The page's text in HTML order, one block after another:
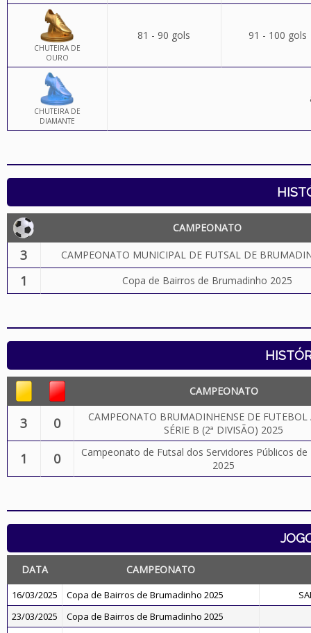
CHUTEIRA DE
OURO
81 - 90 gols 91 - 100 gols
CHUTEIRA DE
DIAMANTE
CAMPEONATO
3 CAMPEONATO MUNICIPAL DE FUTSAL DE
1 Copa de Bairros de Brumadinho 2025
CAMPEONATO
3 0
CAMPEONATO BRUMADINHENSE DE
SÉRIE B (2ª DIVISÃO) 2025
1 0
Campeonato de Futsal dos Servidores Públicos
2025
DATA CAMPEONATO
16/03/2025 Copa de Bairros de Brumadinho 2025
23/03/2025
Copa de Bairros de Brumadinho 2025